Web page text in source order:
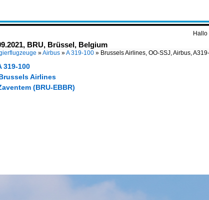
BRU, Brüssel, Belgium
»Airbus »A 319-100 » Brussels Airlines, OO-SSJ, Airbus,
319-100
Airlines
(BRU-EBBR)